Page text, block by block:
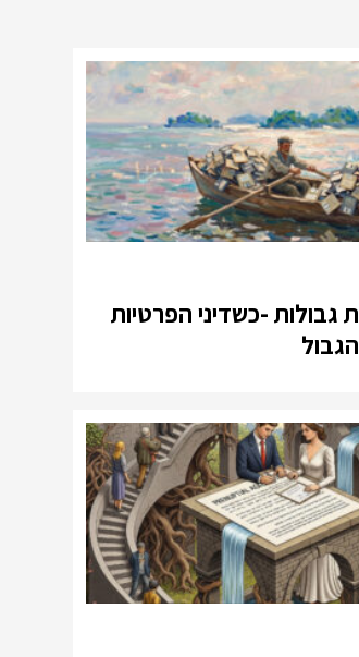
גבולות -כשדיני הפרטיות